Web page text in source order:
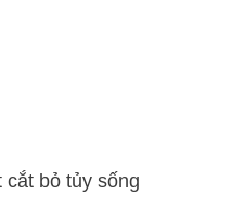
cắt bỏ tủy sống